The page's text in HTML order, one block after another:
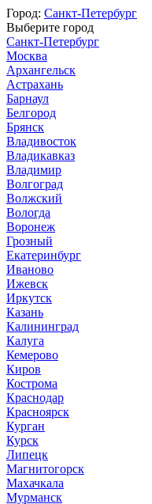
Город: Санкт-Петербург
Выберите город
Санкт-Петербург
Москва
Архангельск
Астрахань
Барнаул
Белгород
Брянск
Владивосток
Владикавказ
Владимир
Волгоград
Волжский
Вологда
Воронеж
Грозный
Екатеринбург
Иваново
Ижевск
Иркутск
Казань
Калининград
Калуга
Кемерово
Киров
Кострома
Краснодар
Красноярск
Курган
Курск
Липецк
Магнитогорск
Махачкала
Мурманск